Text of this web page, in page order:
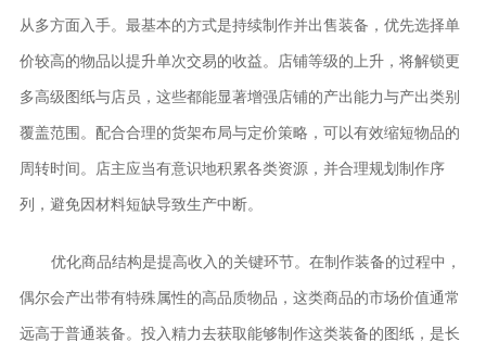
从多方面入手。最基本的方式是持续制作并出售装备，优先选择单
价较高的物品以提升单次交易的收益。店铺等级的上升，将解锁更
多高级图纸与店员，这些都能显著增强店铺的产出能力与产出类别
覆盖范围。配合合理的货架布局与定价策略，可以有效缩短物品的
周转时间。店主应当有意识地积累各类资源，并合理规划制作序
列，避免因材料短缺导致生产中断。
优化商品结构是提高收入的关键环节。在制作装备的过程中，
偶尔会产出带有特殊属性的高品质物品，这类商品的市场价值通常
远高于普通装备。投入精力去获取能够制作这类装备的图纸，是长